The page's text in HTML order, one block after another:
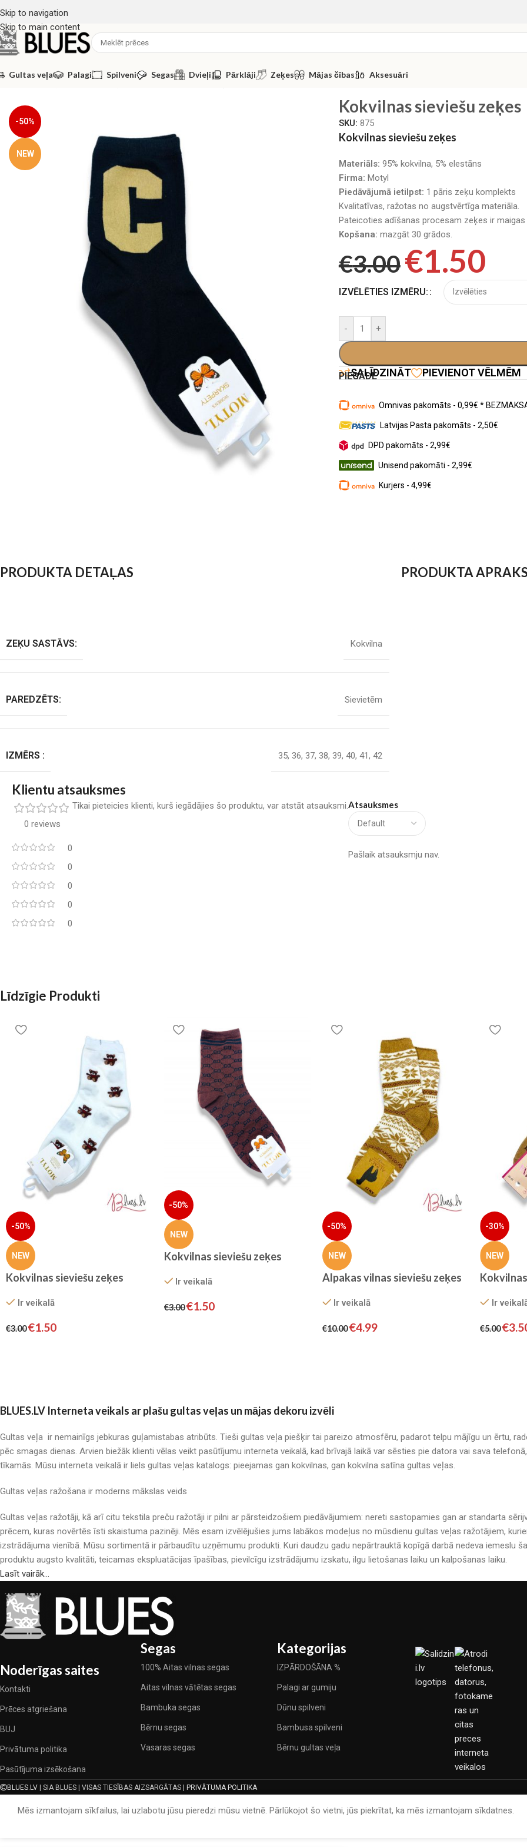
Skip to navigation
Skip to main content
Gultas veļa Palagi Spilveni Segas Dvieļi Pārklāji Zeķes Mājas čības Aksesuāri
Zeķes Kokvilnas sieviešu zeķes
-50%
NEW
Kokvilnas sieviešu zeķes
SKU: 875
Kokvilnas sieviešu zeķes
Materiāls: 95% kokvilna, 5% elestāns
Firma: Motyl
Piedāvājumā ietilpst: 1 pāris zeķu komplekts
Kvalitatīvas, ražotas no augstvērtīga materiāla.
Pateicoties adīšanas procesam zeķes ir
Kopšana: mazgāt 30 grādos.
€3.00€1.50
IZVĒLĒTIES IZMĒRU:
- +
SALĪDZINĀT PIEVIENOT VĒLMĒM
PIEGĀDE
Omnivas pakomāts - 0,99€ *
Latvijas Pasta pakomāts - 2,50€
DPD pakomāts - 2,99€
Unisend pakomāti - 2,99€
Kurjers - 4,99€
PRODUKTA DETAĻAS
ZEĶU SASTĀVS: Kokvilna
PAREDZĒTS: Sievietēm
IZMĒRS : 35, 36, 37, 38, 39, 40, 41, 42
PRODUKTA
Klientu atsauksmes
0 reviews
0
0
0
0
0
Atsauksmes
Pašlaik atsauksmju nav.
Tikai pieteicies klienti, kurš iegādājies šo produktu, var atstāt atsauksmi.
Līdzīgie Produkti
-50%
NEW
Kokvilnas sieviešu zeķes
Ir veikalā
€3.00€1.50
-50%
NEW
Kokvilnas sieviešu zeķes
Ir veikalā
€3.00€1.50
-50%
NEW
Alpakas vilnas sieviešu zeķes
Ir veikalā
€10.00 €4.99
-30%
NEW
Ir
€5.00€
BLUES.LV Interneta veikals ar plašu gultas veļas un mājas dekoru izvēli
Gultas veļa ir nemainīgs jebkuras guļamistabas atribūts. Tieši gultas veļa piešķir tai pareizo atmosfēru, padarot telpu mājīgu un ērtu,
pēc smagas dienas. Arvien biežāk klienti vēlas veikt pasūtījumu interneta veikalā, kad brīvajā laikā var sēsties pie datora vai sava
tīkamās. Mūsu interneta veikalā ir liels gultas veļas katalogs: pieejamas gan kokvilnas, gan kokvilna satīna gultas veļas.
Gultas veļas ražošana ir moderns mākslas veids
Gultas veļas ražotāji, kā arī citu tekstila preču ražotāji ir pilni ar pārsteidzošiem piedāvājumiem: nereti sastopamies gan ar standarta
prēcem, kuras novērtēs īsti skaistuma pazinēji. Mēs esam izvēlējušies jums labākos modeļus no mūsdienu gultas veļas ražotājiem,
izstrādājuma vienībā. Mūsu sortimentā ir pārbaudītu uzņēmumu produkti. Kuri daudzu gadu nepārtrauktā kopīgā darbā nedeva iemeslu
produktu augsto kvalitāti, teicamas ekspluatācijas īpašības, pievilcīgu izstrādājumu izskatu, ilgu lietošanas laiku un kalpošanas laiku.
Lasīt vairāk...
Noderīgas saites
Kontakti
Prēces atgriešana
BUJ
Privātuma politika
Pasūtījuma izsēkošana
Segas
100% Aitas vilnas segas
Aitas vilnas vātētas segas
Bambuka segas
Bērnu segas
Vasaras segas
Kategorijas
IZPĀRDOŠĀNA %
Palagi ar gumiju
Dūnu spilveni
Bambusa spilveni
Bērnu gultas veļa
BLUES.LV | SIA BLUES | VISAS TIESĪBAS AIZSARGĀTAS | PRIVĀTUMA POLITIKA
Mēs izmantojam sīkfailus, lai uzlabotu jūsu pieredzi mūsu vietnē. Pārlūkojot šo vietni, jūs piekrītat, ka mēs izmantojam sīkdatnes.